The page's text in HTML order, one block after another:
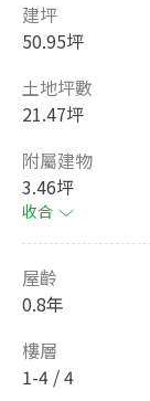
建坪
50.95坪
土地坪數
21.47坪
附屬建物
3.46坪
收合
屋齡
0.8年
樓層
1-4 / 4